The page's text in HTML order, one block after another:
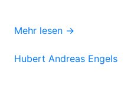
Mehr lesen →
Hubert Andreas Engels